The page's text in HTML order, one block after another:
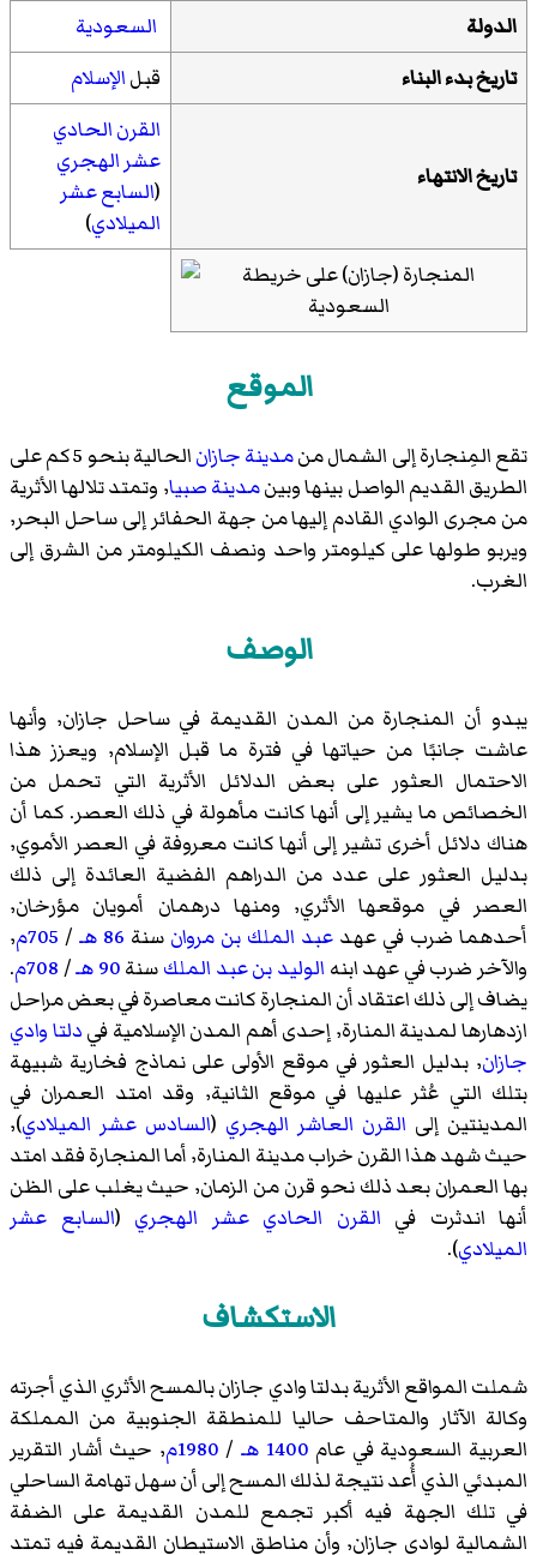
الدولة
السعودية
تاريخ بدء البناء
قبلالإسلام
تاريخ الانتهاء
القرن الحادي
عشر الهجري
(السابع عشر
الميلادي)
الموقع
تقع المِنجارة إلى الشمال منمدينة جازان
الحالية بنحو 5 كم على
الطريق القديم الواصل بينها وبينمدينة صبيا ٬ وتمتد تلالها الأثرية
من مجرى الوادي القادم إليها من جهة الحفائر إلى ساحل البحر٬
ويربو طولها على كيلومتر واحد ونصف الكيلومتر من الشرق إلى
الغرب.
الوصف
يبدو أن المنجارة من المدن القديمة في ساحل جازان٬ وأنها
عاشت جانبًا من حياتها في فترة ما قبل الإسلام٬ ويعزز هذا
الاحتمال العثور على بعض الدلائل الأثرية التي تحمل من
الخصائص ما يشير إلى أنها كانت مأهولة في ذلك العصر. كما أن
هناك دلائل أخرى تشير إلى أنها كانت معروفة في العصر الأموي٬
بدليل العثور على عدد من الدراهم الفضية العائدة إلى ذلك
العصر في موقعها الأثري٬ ومنها درهمان أمويان مؤرخان٬
أحدهما ضرب في عهد عبد الملك بن مروان سنة 86 هـ / 705م ٬
والآخر ضرب في عهد ابنه الوليد بن عبد الملكسنة90 هـ /708م .
يضاف إلى ذلك اعتقاد أن المنجارة كانت معاصرة في بعض مراحل
ازدهارها لمدينة المنارة٬ إحدى أهم المدن الإسلامية في
دلتا وادي
جازان ٬ بدليل العثور في موقع الأولى على نماذج فخارية شبيهة
بتلك التي عُثر عليها في موقع الثانية٬ وقد امتد العمران في
المدينتين إلى القرن العاشر الهجري (السادس عشر الميلادي )٬
حيث شهد هذا القرن خراب مدينة المنارة٬ أما المنجارة فقد امتد
بها العمران بعد ذلك نحو قرن من الزمان٬ حيث يغلب على الظن
أنها اندثرت في القرن الحادي عشر الهجري (السابع عشر
الميلادي).
الاستكشاف
شملت المواقع الأثرية بدلتا وادي جازان بالمسح الأثري الذي أجرته
وكالة الآثار والمتاحف حاليا للمنطقة الجنوبية من المملكة
العربية السعودية في عام 1400 هـ / 1980م
٬ حيث أشار التقرير
المبدئي الذي أُعد نتيجة لذلك المسح إلى أن سهل تهامة الساحلي
في تلك الجهة فيه أكبر تجمع للمدن القديمة على الضفة
الشمالية لوادي جازان٬ وأن مناطق الاستيطان القديمة فيه تمتد